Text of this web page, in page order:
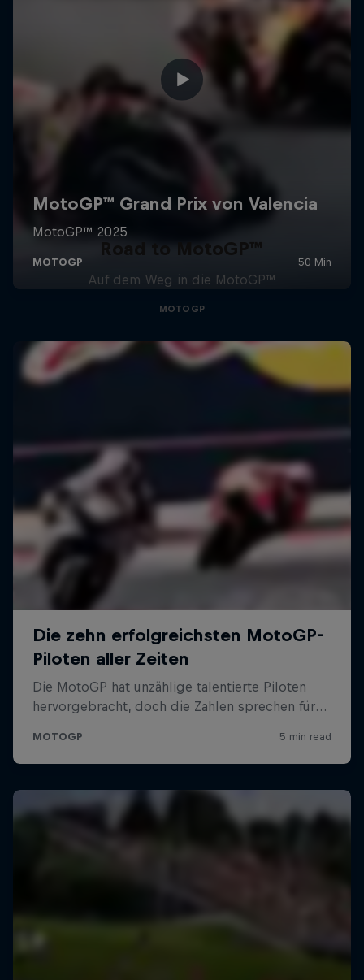
Road to MotoGP™
Auf dem Weg in die MotoGP™
MOTOGP